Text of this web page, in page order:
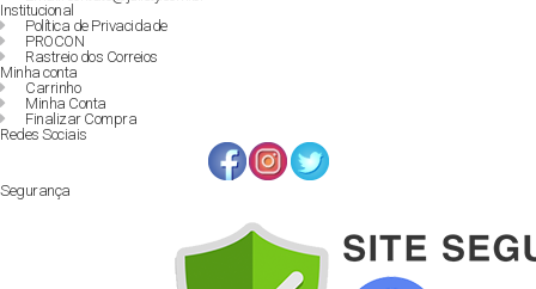
Institucional
Política de Privacidade
PROCON
Rastreio dos Correios
Minha conta
Carrinho
Minha Conta
Finalizar Compra
Redes Sociais
Segurança